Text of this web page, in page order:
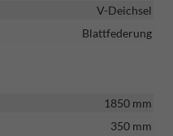
V-Deichsel
Blattfederung
1850 mm
350 mm